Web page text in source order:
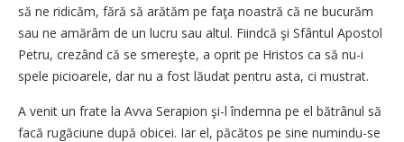
să ne ridicăm, fără să arătăm pe faţa noastră că ne bucurăm
sau ne amărâm de un lucru sau altul. Fiindcă şi Sfântul Apostol
Petru, crezând că se smereşte, a oprit pe Hristos ca să nu-i
spele picioarele, dar nu a fost lăudat pentru asta, ci mustrat.
A venit un frate la Avva Serapion şi-l îndemna pe el bătrânul să
facă rugăciune după obicei. Iar el, păcătos pe sine numindu-se